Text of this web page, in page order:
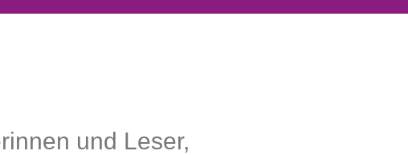
und Leser,